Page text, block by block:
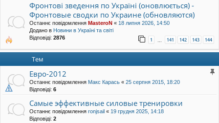
Фронтові зведення по Україні (оновлюється) -
Фронтовые сводки по Украине (обновляются)
Останнє повідомлення MasteroN « 18 липня 2026, 14:50
Додано в Новини в Україні та світі
Відповіді: 2876 1 … 141 142 143 144
Тем
Евро-2012
Останнє повідомлення Макс Карась « 25 серпня 2015, 18:20
Відповіді: 6
Самые эффективные силовые тренировки
Останнє повідомлення ronjsail « 19 грудня 2025, 14:18
Відповіді: 2